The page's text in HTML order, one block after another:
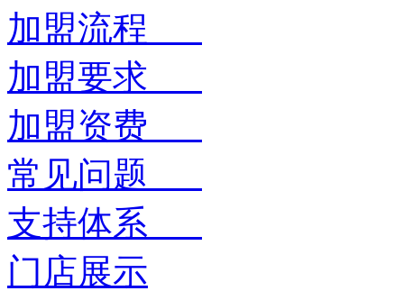
加盟流程
加盟要求
加盟资费
常见问题
支持体系
门店展示